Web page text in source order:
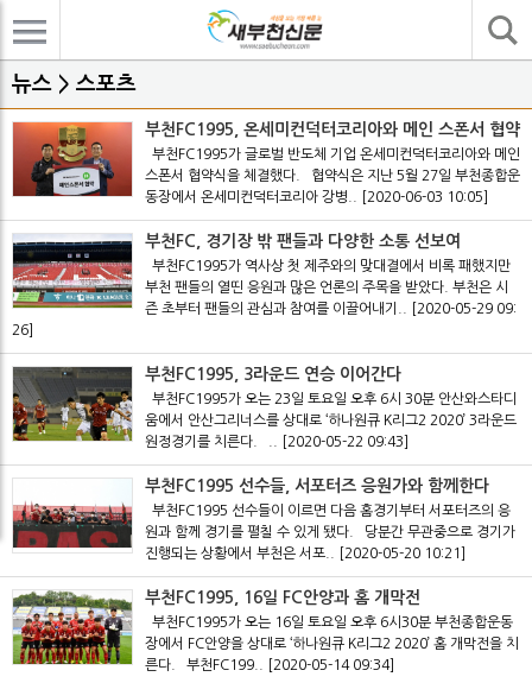
뉴스 > 스포츠
부천FC1995, 온세미컨덕터코리아와 메인 스폰서 협약
부천FC1995가 글로벌 반도체 기업 온세미컨덕터코리아와 메인
스폰서 협약식을 체결했다. 협약식은 지난 5월 27일 부천종합운
동장에서 온세미컨덕터코리아 강병..
[2020-06-03 10:05]
부천FC, 경기장 밖 팬들과 다양한 소통 선보여
부천FC1995가 역사상 첫 제주와의 맞대결에서 비록 패했지만
부천 팬들의 열띤 응원과 많은 언론의 주목을 받았다. 부천은 시
즌 초부터 팬들의 관심과 참여를 이끌어내기..
[2020-05-29 09:
26]
부천FC1995, 3라운드 연승 이어간다
부천FC1995가 오는 23일 토요일 오후 6시 30분 안산와스타디
움에서 안산그리너스를 상대로 ‘하나원큐 K리그2 2020’ 3라운드
원정경기를 치른다. ..
[2020-05-22 09:43]
부천FC1995 선수들, 서포터즈 응원가와 함께한다
부천FC1995 선수들이 이르면 다음 홈경기부터 서포터즈의 응
원과 함께 경기를 펼칠 수 있게 됐다. 당분간 무관중으로 경기가
진행되는 상황에서 부천은 서포..
[2020-05-20 10:21]
부천FC1995, 16일 FC안양과 홈 개막전
부천FC1995가 오는 16일 토요일 오후 6시30분 부천종합운동
장에서 FC안양을 상대로 ‘하나원큐 K리그2 2020’ 홈 개막전을 치
른다. 부천FC199..
[2020-05-14 09:34]